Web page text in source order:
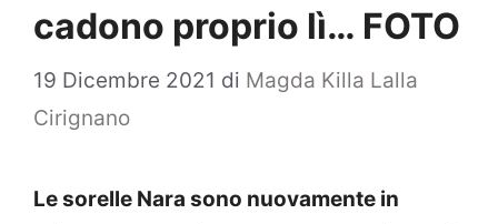
cadono proprio lì… FOTO
19 Dicembre 2021 di Magda Killa Lalla
Cirignano
Le sorelle Nara sono nuovamente in